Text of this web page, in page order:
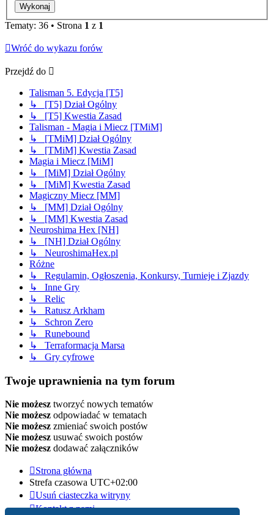
Tematy: 36 • Strona 1 z 1
Wróć do wykazu forów
Przejdź do
Talisman 5. Edycja [T5]
↳ [T5] Dział Ogólny
↳ [T5] Kwestia Zasad
Talisman - Magia i Miecz [TMiM]
↳ [TMiM] Dział Ogólny
↳ [TMiM] Kwestia Zasad
Magia i Miecz [MiM]
↳ [MiM] Dział Ogólny
↳ [MiM] Kwestia Zasad
Magiczny Miecz [MM]
↳ [MM] Dział Ogólny
↳ [MM] Kwestia Zasad
Neuroshima Hex [NH]
↳ [NH] Dział Ogólny
↳ NeuroshimaHex.pl
Różne
↳ Regulamin, Ogłoszenia, Konkursy, Turnieje i Zjazdy
↳ Inne Gry
↳ Relic
↳ Ratusz Arkham
↳ Schron Zero
↳ Runebound
↳ Terraformacja Marsa
↳ Gry cyfrowe
Twoje uprawnienia na tym forum
Nie możesz tworzyć nowych tematów
Nie możesz odpowiadać w tematach
Nie możesz zmieniać swoich postów
Nie możesz usuwać swoich postów
Nie możesz dodawać załączników
Strona główna
Strefa czasowa UTC+02:00
Usuń ciasteczka witryny
Kontakt z nami